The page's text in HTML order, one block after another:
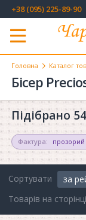
+38 (095) 225-89-90
Меню
Головна Каталог
Бісер
Підібрано
Фактура: прозорий
Сортувати за
Товарів на сторінці